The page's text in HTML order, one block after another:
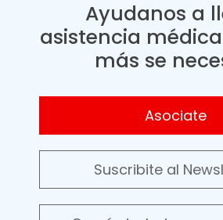
Ayudanos a
asistencia
más se
Asociate
Suscribite al